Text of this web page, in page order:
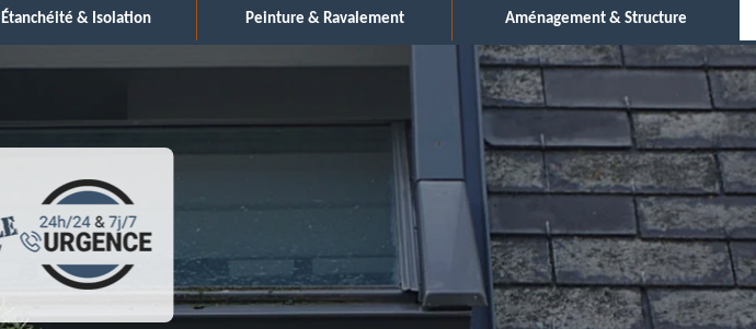
Étanchéité & Isolation Peinture & Ravalement Aménagement & Structure